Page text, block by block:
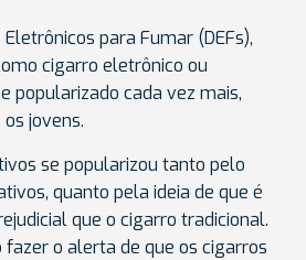
para Fumar (DEFs),
cigarro eletrônico ou
popularizado cada vez mais,
jovens.
se popularizou tanto pelo
quanto pela ideia de que é
que o cigarro tradicional.
fazer o alerta de que os cigarros